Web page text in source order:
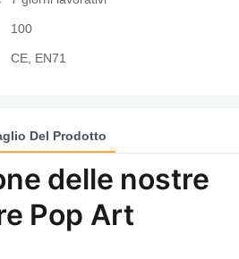
100
CE, EN71
Del Prodotto
delle nostre
Pop Art